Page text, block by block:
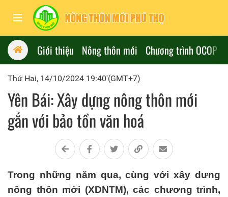
Giới thiệu Nông thôn mới Chương trình OCOP
Thứ Hai, 14/10/2024 19:40'(GMT+7)
Yên Bái: Xây dựng nông thôn mới
gắn với bảo tồn văn hoá
Trong những năm qua, cùng với xây dưng
nông thôn mới (XDNTM), các chương trình,